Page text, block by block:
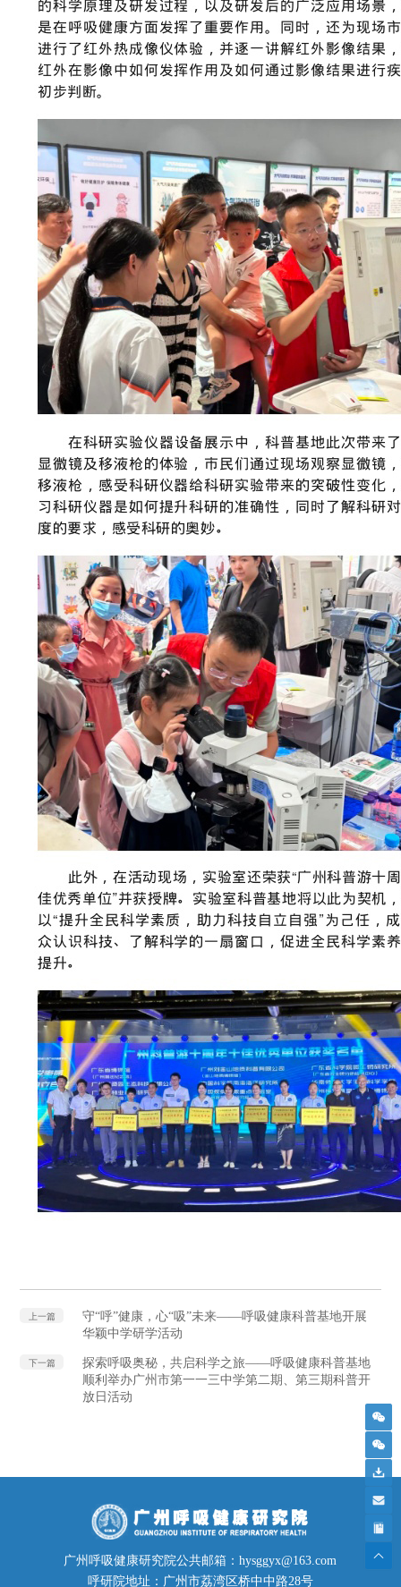
上一篇
守“呼”健康，心“吸”未来——呼吸健康科普基地开展
华颖中学研学活动
下一篇
探索呼吸奥秘，共启科学之旅——呼吸健康科普基地
顺利举办广州市第一一三中学第二期、第三期科普开
放日活动
广州呼吸健康研究院公共邮箱：hysggyx@163.com
呼研院地址：广州市荔湾区桥中中路28号